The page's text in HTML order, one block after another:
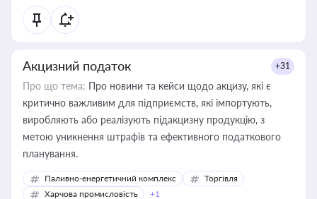
Акцизний податок +31
Про що тема: Про новини та кейси щодо акцизу, які є
критично важливим для підприємств, які імпортують,
виробляють або реалізують підакцизну продукцію, з
метою уникнення штрафів та ефективного податкового
планування.
Паливно-енергетичний комплекс
Торгівля
Харчова промисловість
+1